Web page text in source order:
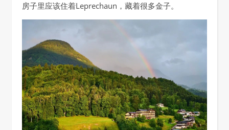
房子里应该住着Leprechaun，藏着很多金子。